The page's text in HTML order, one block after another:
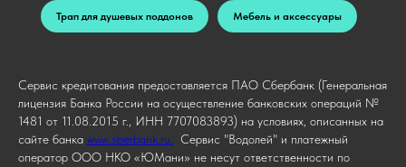
Трап для душевых поддонов Мебель и аксессуары
Сервис кредитования предоставляется ПАО Сбербанк (Генеральная
лицензия Банка России на осуществление банковских операций №
1481 от 11.08.2015 г., ИНН 7707083893) на условиях, описанных на
сайте банка www.sberbank.ru.
Сервис "Водолей" и платежный
оператор ООО НКО «ЮМани» не несут ответственности по